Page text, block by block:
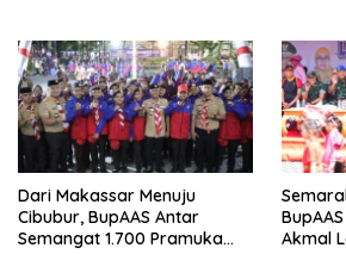
Dari Makassar Menuju
Cibubur, BupAAS Antar
Semangat 1.700 Pramuka
Akmal